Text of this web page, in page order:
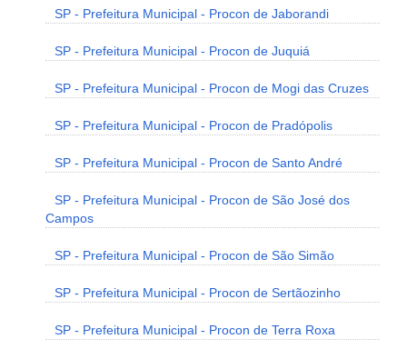
SP - Prefeitura Municipal - Procon de Jaborandi
SP - Prefeitura Municipal - Procon de Juquiá
SP - Prefeitura Municipal - Procon de Mogi das Cruzes
SP - Prefeitura Municipal - Procon de Pradópolis
SP - Prefeitura Municipal - Procon de Santo André
SP - Prefeitura Municipal - Procon de São José dos
Campos
SP - Prefeitura Municipal - Procon de São Simão
SP - Prefeitura Municipal - Procon de Sertãozinho
SP - Prefeitura Municipal - Procon de Terra Roxa